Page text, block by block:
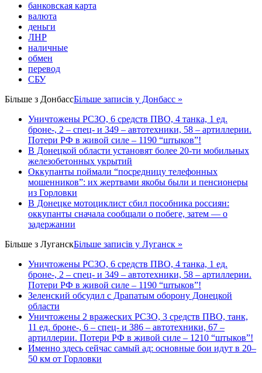
банковская карта
валюта
деньги
ЛНР
наличные
обмен
перевод
СБУ
Більше з ДонбассБільше записів у Донбасс »
Уничтожены РСЗО, 6 средств ПВО, 4 танка, 1 ед.
броне-, 2 – спец- и 349 – автотехники, 58 – артиллерии.
Потери РФ в живой силе – 1190 “штыков”!
В Донецкой области установят более 20-ти мобильных
железобетонных укрытий
Оккупанты поймали “посредницу телефонных
мошенников”: их жертвами якобы были и пенсионеры
из Горловки
В Донецке мотоциклист сбил пособника россиян:
оккупанты сначала сообщали о побеге, затем — о
задержании
Більше з ЛуганскБільше записів у Луганск »
Уничтожены РСЗО, 6 средств ПВО, 4 танка, 1 ед.
броне-, 2 – спец- и 349 – автотехники, 58 – артиллерии.
Потери РФ в живой силе – 1190 “штыков”!
Зеленский обсудил с Драпатым оборону Донецкой
области
Уничтожены 2 вражеских РСЗО, 3 средств ПВО, танк,
11 ед. броне-, 6 – спец- и 386 – автотехники, 67 –
артиллерии. Потери РФ в живой силе – 1210 “штыков”!
Именно здесь сейчас самый ад: основные бои идут в 20–
50 км от Горловки